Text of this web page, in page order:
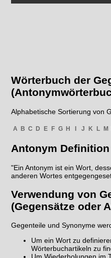
Wörterbuch der
Alphabetische Sortierung von
A B C D E F G H I J K L M
Antonym Definition
"Ein Antonym ist ein Wort,
anderen Wortes
Verwendung von
(Gegensätze oder
Gegenteile und Synonyme
Um ein Wort zu
Wörterbuchartikeln zu